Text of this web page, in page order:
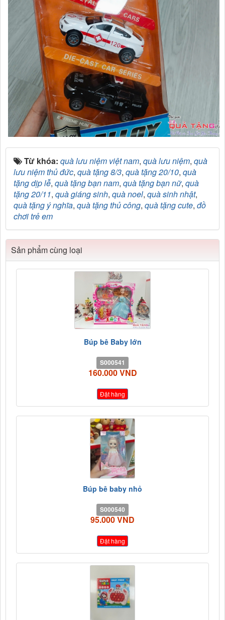
Từ khóa: quà lưu niệm việt nam, quà lưu niệm, quà
lưu niệm thủ đức, quà tặng 8/3, quà tặng 20/10, quà
tặng dịp lễ, quà tặng bạn nam, quà tặng bạn nữ, quà
tặng 20/11, quà giáng sinh, quà noel, quà sinh nhật,
quà tặng ý nghĩa, quà tặng thủ công, quà tặng cute, đồ
chơi trẻ em
Sản phẩm cùng loại
Búp bê Baby lớn
S000541
160.000 VND
Đặt hàng
Búp bê baby nhỏ
S000540
95.000 VND
Đặt hàng